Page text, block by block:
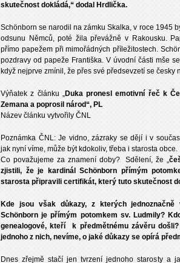
skutečnost dokládá,“ dodal Hrdlička.
Schönborn se narodil na zámku Skalka, v roce 1945
odsunu Němců, poté žila převážně v Rakousku.
přímo papežem při mimořádných příležitostech.
pozdravy od papeže Františka. V úvodní části mše
když nejprve zmínil, že přes své předsevzetí se česky
Výňatek z článku „Duka pronesl emotivní řeč k
Zemana a poprosil národ“, PL
Název článku vytvořily ČNL
Poznámka ČNL: Je vidno, zázraky se dějí i v
jak nyní víme, může být kdokoliv, třeba i starosta obce.
Co považujeme za znamení doby? Sdělení, že „
zjistili, že je kardinál Schönborn přímým
starosta připravili certifikát, který tuto skutečnost
Kde jsou však důkazy, z kterých jednoznačně
Schönborn je přímým potomkem sv. Ludmily?
genealogové, kteří k předmětnému závěru
jednoho z nich, nevíme, o jaké důkazy se opírá
Dnes zřejmě stačí jen tvrzení jednoho starosty a